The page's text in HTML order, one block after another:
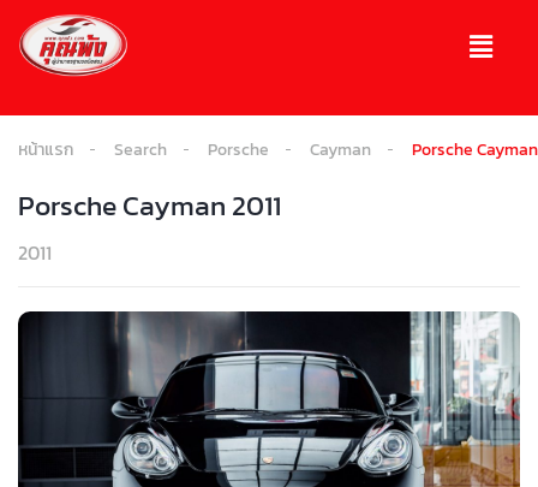
หน้าแรก Search Porsche Cayman Porsche Cayman
Porsche Cayman 2011
2011